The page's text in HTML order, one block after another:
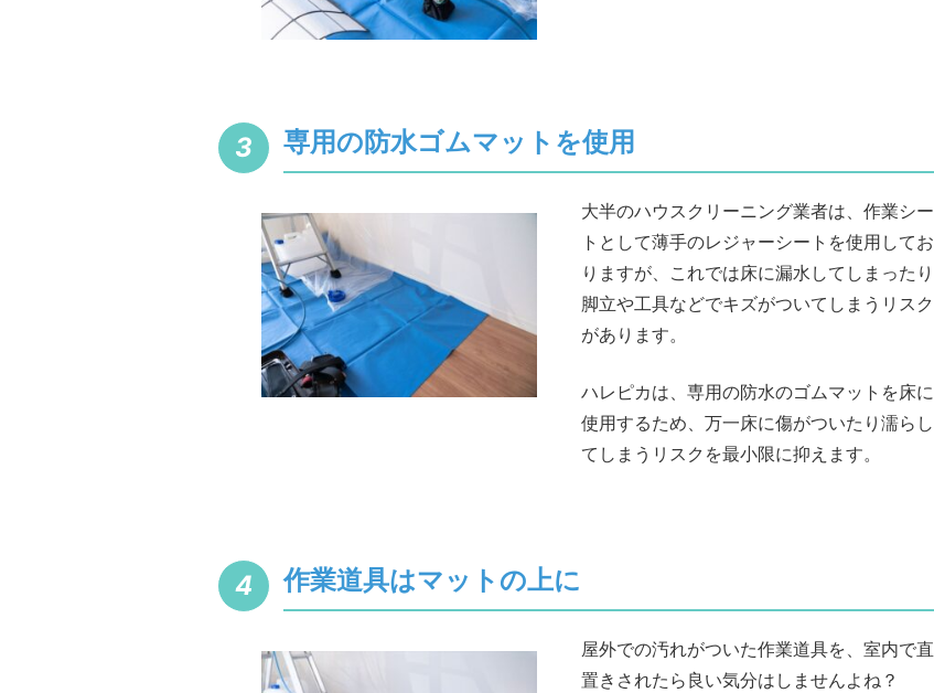
専用の防水ゴムマットを使用
大半のハウスクリーニング業者は、作業シー
トとして薄手のレジャーシートを使用してお
りますが、これでは床に漏水してしまったり
脚立や工具などでキズがついてしまうリスク
があります。
ハレピカは、専用の防水のゴムマットを床に
使用するため、万一床に傷がついたり濡らし
てしまうリスクを最小限に抑えます。
作業道具はマットの上に
屋外での汚れがついた作業道具を、室内で直
置きされたら良い気分はしませんよね？